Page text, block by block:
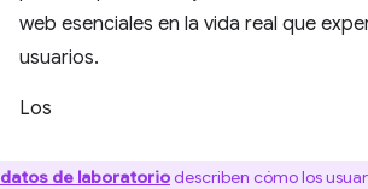
web esenciales en la vida real que
usuarios.
Los
datos de laboratoriodescriben cómo los